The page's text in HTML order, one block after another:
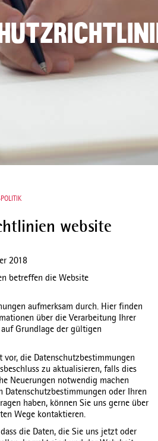
website
2018
betreffen die Website
aufmerksam durch. Hier finden
über die Verarbeitung Ihrer
Grundlage der gültigen
vor, die Datenschutzbestimmungen
zu aktualisieren, falls dies
Neuerungen notwendig machen
Datenschutzbestimmungen oder Ihren
haben, können Sie uns gerne über
Wege kontaktieren.
die Daten, die Sie uns jetzt oder